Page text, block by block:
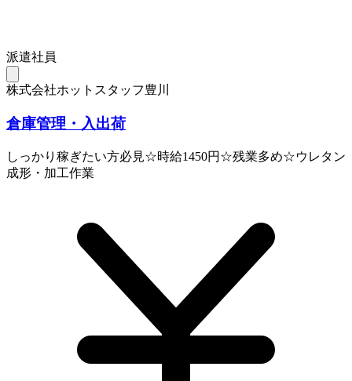
派遣社員
株式会社ホットスタッフ豊川
倉庫管理・入出荷
しっかり稼ぎたい方必見☆時給1450円☆残業多め☆ウレタン
成形・加工作業